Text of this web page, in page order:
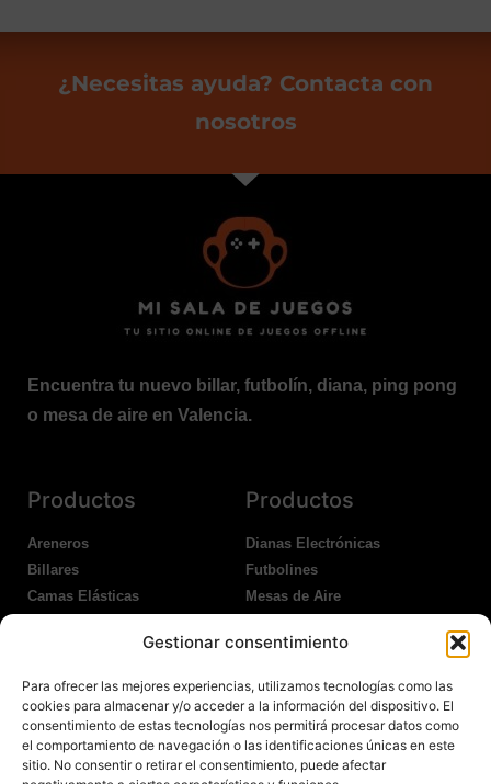
Gestionar consentimiento
Para ofrecer las mejores experiencias, utilizamos tecnologías como las
cookies para almacenar y/o acceder a la información del dispositivo. El
consentimiento de estas tecnologías nos permitirá procesar datos como
el comportamiento de navegación o las identificaciones únicas en este
sitio. No consentir o retirar el consentimiento, puede afectar
¿Necesitas ayuda? Contacta con
nosotros
Encuentra tu nuevo billar, futbolín, diana, ping pong
o mesa de aire en Valencia.
Productos
Areneros
Billares
Camas Elásticas
Productos
Dianas Electrónicas
Futbolines
Mesas de Aire
Ping Pong Exterior
Nosotros
Atención al Cliente
Garantías
Legales
Aviso Legal
Política de Privacidad